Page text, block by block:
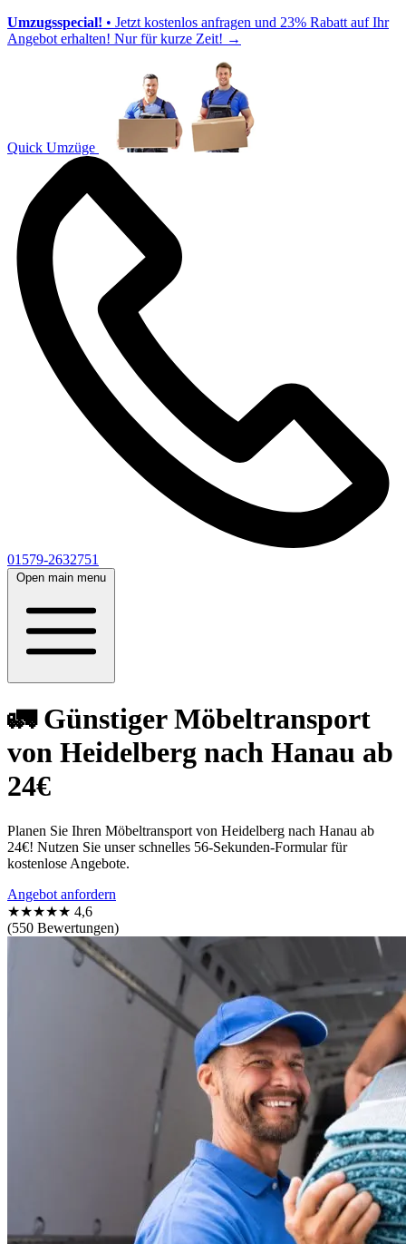
Umzugsspecial! • Jetzt kostenlos anfragen und 23% Rabatt auf Ihr
Angebot erhalten! Nur für kurze Zeit! →
Quick Umzüge
01579-2632751
Open main menu
🚛 Günstiger Möbeltransport
von Heidelberg nach Hanau ab
24€
Planen Sie Ihren Möbeltransport von Heidelberg nach Hanau ab
24€! Nutzen Sie unser schnelles 56-Sekunden-Formular für
kostenlose Angebote.
Angebot anfordern
★★★★★ 4,6
(550 Bewertungen)